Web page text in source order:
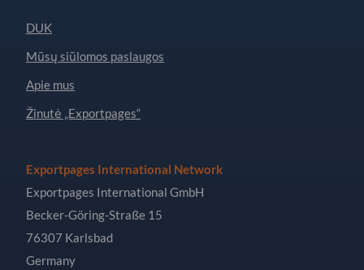
DUK
Mūsų siūlomos paslaugos
Apie mus
Žinutė „Exportpages“
Exportpages International Network
Exportpages International GmbH
Becker-Göring-Straße 15
76307 Karlsbad
Germany